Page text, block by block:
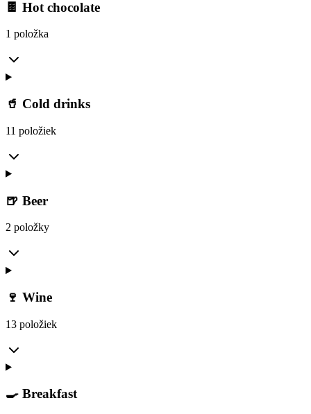
🍫 Hot chocolate
1 položka
🥤 Cold drinks
11 položiek
🍺 Beer
2 položky
🍷 Wine
13 položiek
🍳 Breakfast